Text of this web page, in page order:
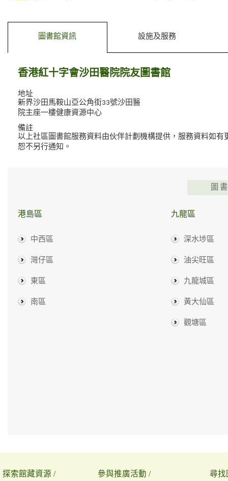
圖書館資訊 設施及服務
香港紅十字會沙田醫院院友圖書館
地址
新界沙田馬鞍山亞公角街33號沙田醫
院主座一樓健康資源中心
備註
以上社區圖書館服務資料由伙伴計劃機構提供，服務資料如有
恕不另行通知。
圖
港島區
中西區
灣仔區
東區
南區
九龍區
深水埗區
油尖旺區
九龍城區
黃大仙區
觀塘區
探索館藏資源 / 參與推廣活動 / 尋找